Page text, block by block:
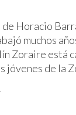
Horacio
muchos
Zoraire está
jóvenes de la